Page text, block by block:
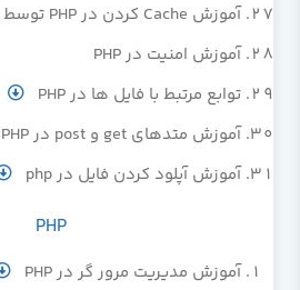
آموزش Cache کردن در PHP توسط Recordset
آموزش امنیت در PHP
توابع مرتبط با فایل ها در PHP
آموزش متدهای get و post در PHP
آموزش آپلود کردن فایل در php
PHP
آموزش مدیریت مرور گر در PHP